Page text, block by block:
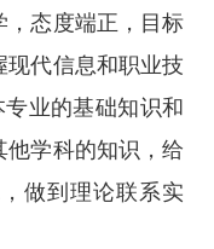
，态度端正，目标
现代信息和职业技
业的基础知识和
他学科的知识，给
做到理论联系实